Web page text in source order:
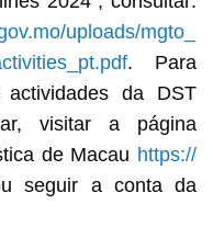
uploads/mgto_
. Para
da DST
visitar a página
de Macau https://
seguir a conta da